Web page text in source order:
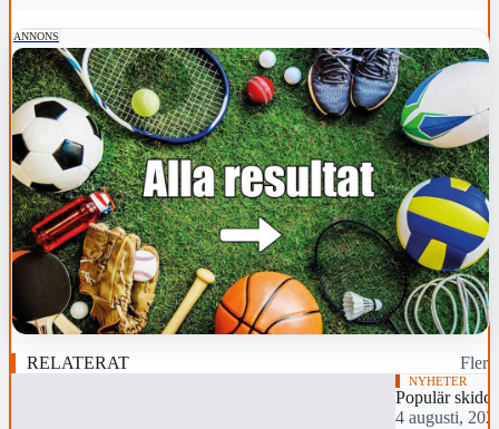
ANNONS
RELATERAT Fler
NYHETER
Populär
4 augusti,